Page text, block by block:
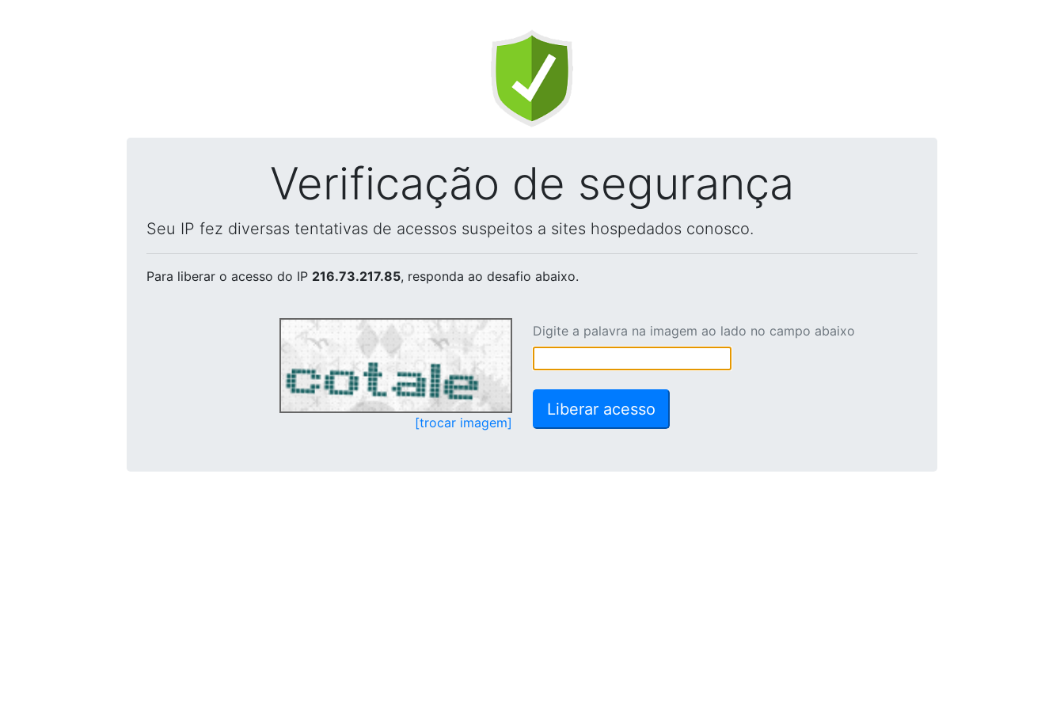
Verificação de segurança
Seu IP fez diversas tentativas de acessos suspeitos a sites hospedados conosco.
Para liberar o acesso do IP 216.73.217.85, responda ao desafio abaixo.
[trocar imagem]
Digite a palavra na imagem ao lado no campo abaixo